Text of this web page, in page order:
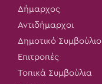
Δήμαρχος
Αντιδήμαρχοι
Δημοτικό Συμβούλιο
Επιτροπές
Τοπικά Συμβούλια